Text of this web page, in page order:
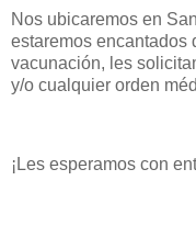
Nos ubicaremos en
estaremos encantados
vacunación, les
y/o cualquier orden
¡Les esperamos con